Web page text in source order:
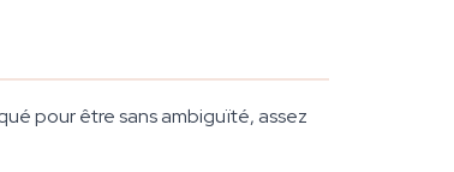
pour être sans ambiguïté, assez